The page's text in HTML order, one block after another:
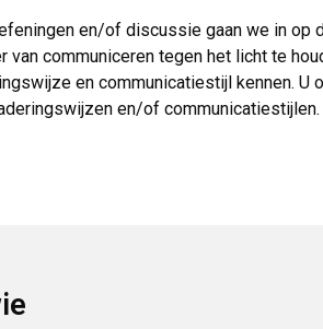
en/of discussie gaan we in op
van communiceren tegen het licht te
en communicatiestijl kennen.
en/of communicatiestijlen.